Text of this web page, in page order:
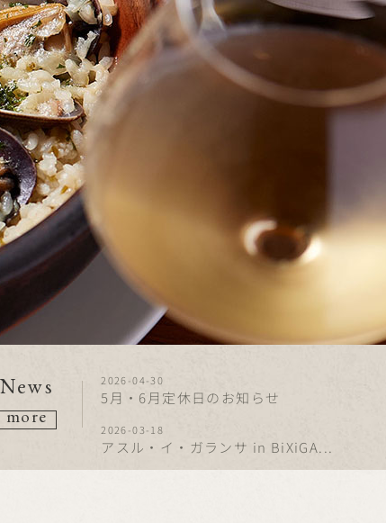
News
more
2026-04-30
5月・6月定休日のお知らせ
2026-03-18
アスル・イ・ガランサ in BiXiGA...